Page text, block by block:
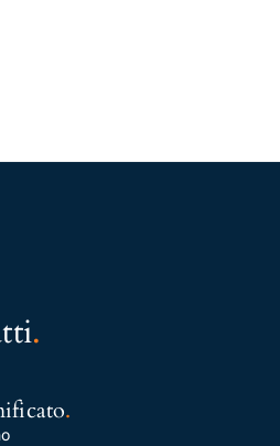
.
.